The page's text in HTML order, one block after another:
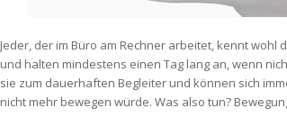
Jeder, der im Büro am Rechner arbeitet, kennt
und halten mindestens einen Tag lang an, wenn
sie zum dauerhaften Begleiter und können sich
nicht mehr bewegen würde. Was also tun?